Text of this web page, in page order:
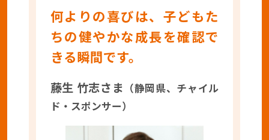
何よりの喜びは、子どもた
ちの健やかな成長を確認で
きる瞬間です。
藤生 竹志さま （静岡県、チャイル
ド・スポンサー）